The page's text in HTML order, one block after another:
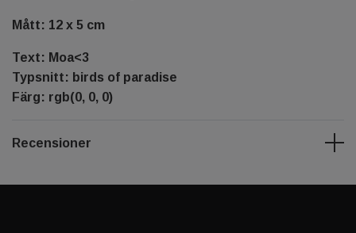
Mått: 12 x 5 cm
Text: Moa<3
Typsnitt: birds of paradise
Färg: rgb(0, 0, 0)
Recensioner